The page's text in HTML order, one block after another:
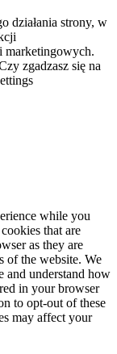
działania strony, w
marketingowych.
zgadzasz się na
while you
that are
as they are
of the website. We
and understand how
in your browser
to opt-out of these
may affect your